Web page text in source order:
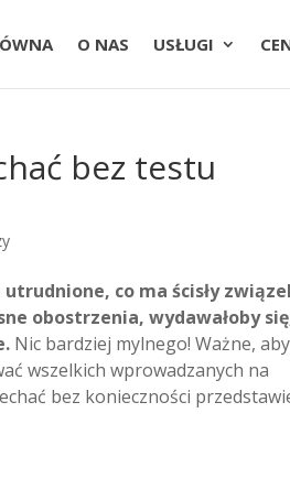
O NAS USŁUGI
bez testu
co ma ścisły
obostrzenia, wydawałoby
Nic bardziej mylnego! Ważne,
wszelkich wprowadzanych na
bez konieczności